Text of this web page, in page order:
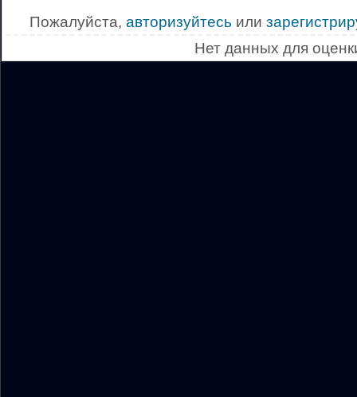
Пожалуйста, авторизуйтесь или
Нет данных для